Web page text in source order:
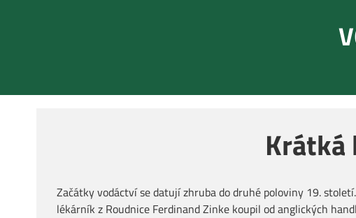
Krátká
Začátky vodáctví se datují zhruba do druhé poloviny 19.
lékárník z Roudnice Ferdinand Zinke koupil od anglických